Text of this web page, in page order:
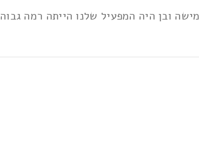
ובן היה המפעיל שלנו הייתה רמה